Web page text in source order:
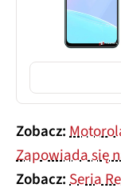
Zobacz:
Zapowiada się
Zobacz:Seria